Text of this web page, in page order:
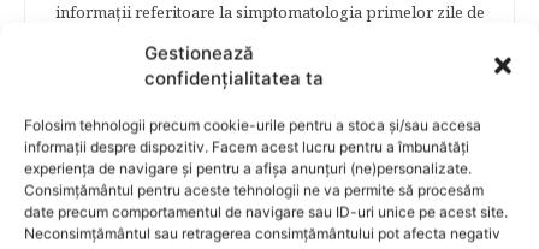
Gestionează
confidențialitatea ta
Folosim tehnologii precum cookie-urile pentru a stoca și/sau accesa
informații despre dispozitiv. Facem acest lucru pentru a îmbunătăți
experiența de navigare și pentru a afișa anunțuri (ne)personalizate.
Consimțământul pentru aceste tehnologii ne va permite să procesăm
date precum comportamentul de navigare sau ID-uri unice pe acest site.
Neconsimțământul sau retragerea consimțământului pot afecta negativ
informaţii referitoare la simptomatologia primelor zile de
analize necesare, alimentaţie, sănătate, pregătire pentru
naştere. Tot aici puteti găsi informaţii preţioase dedicate
ANIŞOR – este un capitol destinat îngrijirii sugarului.
Alăptarea, scorul Apgar, îngrijirea bontului ombilical,
prima băiţă, diversificarea sunt doar câteva dintre cele mai
captivante subcategorii. COPILUL 1-6 ANI – este un capitol
dedicat creşterii şi îngrijirii copilului din primul an şi până